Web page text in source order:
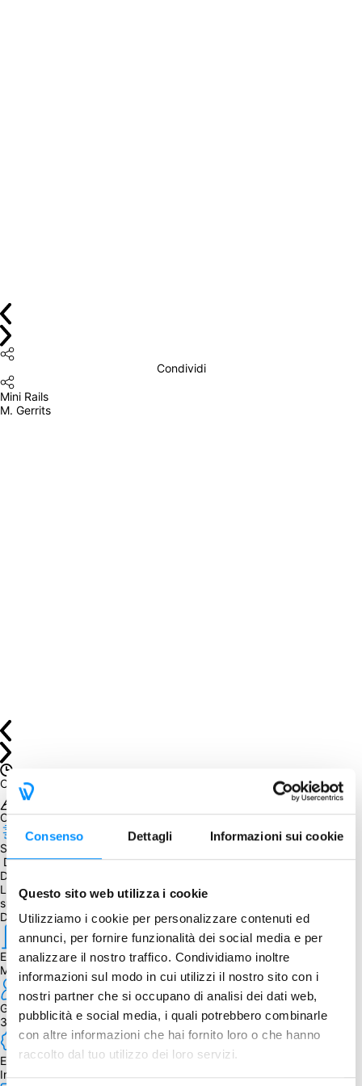
Consenso Dettagli Informazioni sui cookie
Questo sito web utilizza i cookie
Utilizziamo i cookie per personalizzare contenuti ed
annunci, per fornire funzionalità dei social media e per
analizzare il nostro traffico. Condividiamo inoltre
informazioni sul modo in cui utilizzi il nostro sito con i
nostri partner che si occupano di analisi dei dati web,
pubblicità e social media, i quali potrebbero combinarle
con altre informazioni che hai fornito loro o che hanno
raccolto dal tuo utilizzo dei loro servizi.
Condividi
Mini Rails
M. Gerrits
Chiuso
Obiettivo non raggiunto. Peccato! Mancavano 5 copie
Spedizione prevista entro il
December 15, 2020
Da sapere
Lo sconto è stato applicato al costo del pledge più le spese di
spedizione previste durante la campagna Kickstarter.
Dettagli
Editore
Moaideas Game Design
Giocatori
3 - 5
Edizione
Inglese